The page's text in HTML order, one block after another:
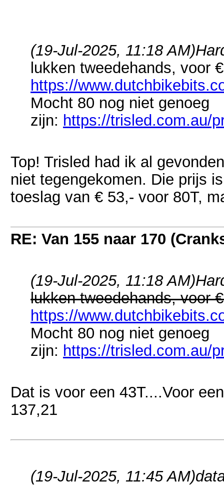
(19-Jul-2025, 11:18 AM)
lukken tweedehands, voor
https://
Mocht 80 nog niet genoeg
zijn: https://trisled.com.au/
Top! Trisled had ik al
niet tegengekomen. Die prijs
toeslag van € 53,- voor 80T,
RE: Van 155 naar 170
(19-Jul-2025, 11:18 AM)
lukken tweedehands, voor
https://
Mocht 80 nog niet genoeg
zijn: https://trisled.com.au/
Dat is voor een 43T....Voor
137,21
(19-Jul-2025, 11:45 AM)